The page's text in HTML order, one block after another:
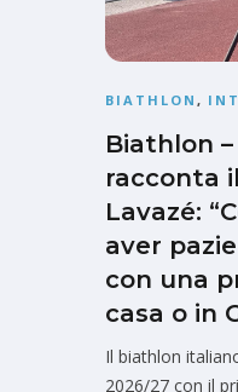
BIATHLON ,
Biathlon
racconta
Lavazé:
aver
con una
casa o in
Il biathlon
2026/27 con il